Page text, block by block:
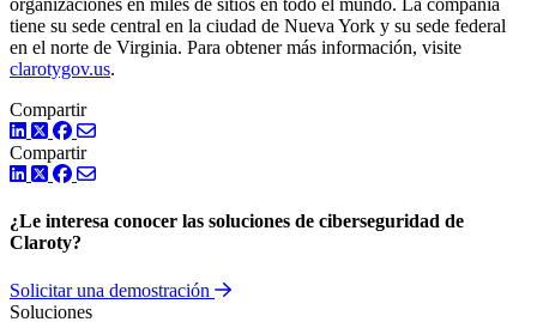
organizaciones en miles de sitios en todo el mundo. La compañía
tiene su sede central en la ciudad de Nueva York y su sede federal
en el norte de Virginia. Para obtener más información, visite
clarotygov.us.
Compartir
LinkedIn
TwitterFacebook
Compartir
LinkedIn
TwitterFacebook
¿Le interesa conocer las soluciones de ciberseguridad de
Claroty?
Solicitar una demostración
Soluciones